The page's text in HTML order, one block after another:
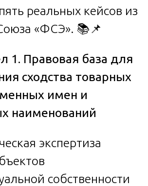
реальных кейсов из
«ФСЭ». 📚📌
1. Правовая база для
сходства товарных
имен и
наименований
экспертиза
собственности